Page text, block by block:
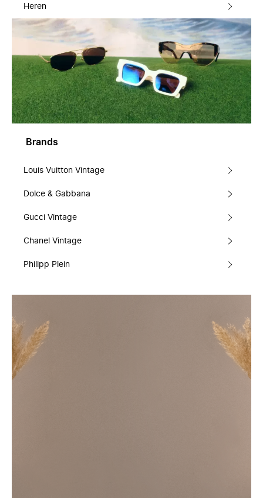
Heren
Brands
Louis Vuitton Vintage
Dolce & Gabbana
Gucci Vintage
Chanel Vintage
Philipp Plein